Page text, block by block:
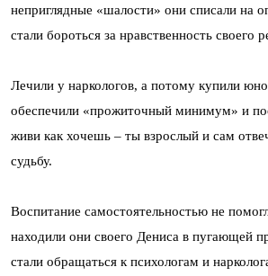
неприглядные «шалости» они списали на
стали бороться за нравственность своего
Лечили у наркологов, а потому купили
обеспечили «прожиточный минимум» и
живи как хочешь – ты взрослый и сам
судьбу.
Воспитание самостоятельностью не
находили они своего Дениса в пугающей
стали обращаться к психологам и